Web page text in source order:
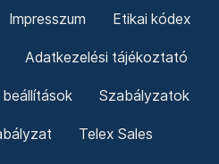
Impresszum Etikai kódex
Adatkezelési tájékoztató
beállítások Szabályzatok
Telex Sales